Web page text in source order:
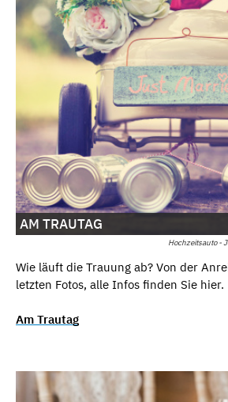
Hochzeitsauto -
AM TRAUTAG
Wie läuft die Trauung ab? Von der
letzten Fotos, alle Infos finden Sie hier.
Am Trautag